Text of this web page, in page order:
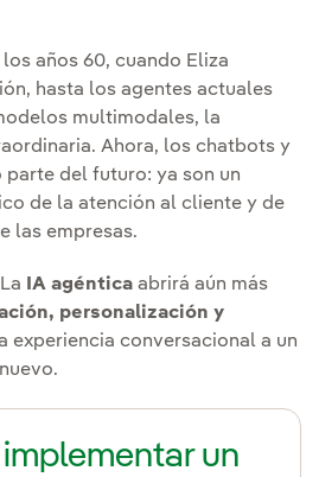
años 60, cuando Eliza
hasta los agentes actuales
multimodales, la
Ahora, los chatbots y
del futuro: ya son un
de la atención al cliente y de
las empresas.
IA agéntica abrirá aún más
personalización y
experiencia conversacional a un
un